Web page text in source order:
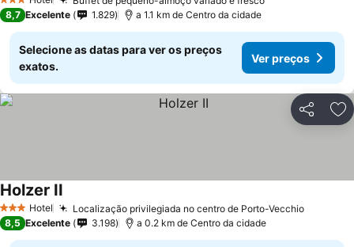
3 Estrelas
8,7 Excelente 1.829 a 1.1 km de Centro da cidade
Selecione as datas para ver os preços
exatos.
Ver preços
Partilhar
3 EstrelasHotel Localização privilegiada no centro de Porto-Vecchio
Holzer II
8,5 Excelente 3.198 a 0.2 km de Centro da cidade